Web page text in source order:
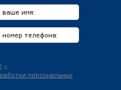
с
персональных